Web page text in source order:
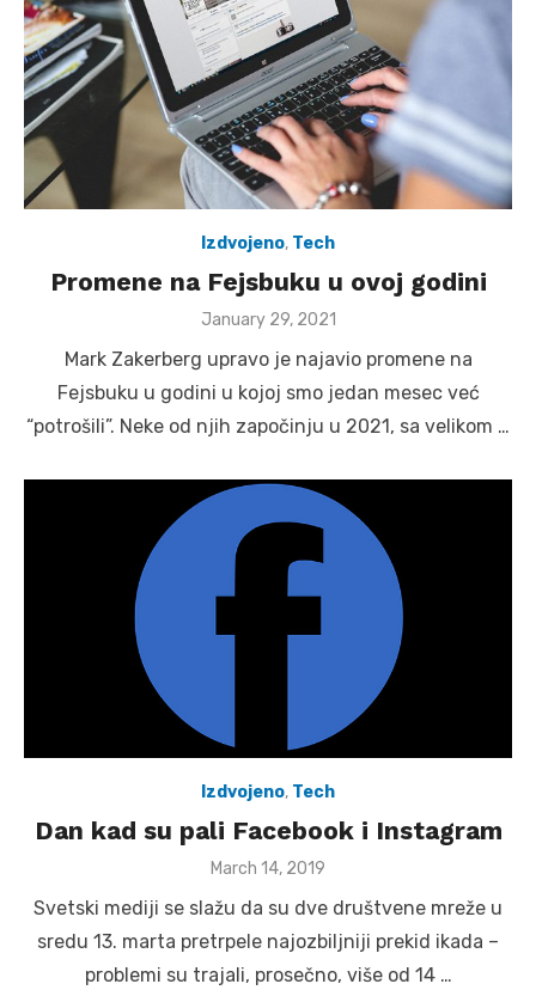
Izdvojeno, Tech
Promene na Fejsbuku u ovoj godini
Posted
January 29, 2021
Mark Zakerberg upravo je najavio promene na
Fejsbuku u godini u kojoj smo jedan mesec već
“potrošili”. Neke od njih započinju u 2021, sa velikom …
Izdvojeno, Tech
Dan kad su pali Facebook i Instagram
Posted
March 14, 2019
Svetski mediji se slažu da su dve društvene mreže u
sredu 13. marta pretrpele najozbiljniji prekid ikada –
problemi su trajali, prosečno, više od 14 …